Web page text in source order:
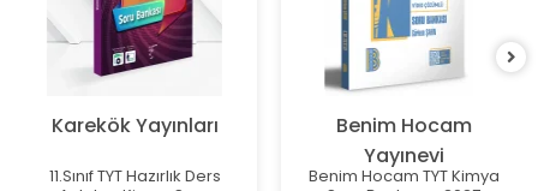
Karekök Yayınları
11.Sınıf TYT Hazırlık Ders
Benim Hocam
Yayınevi
Benim Hocam TYT Kimya